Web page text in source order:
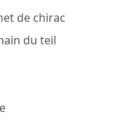
de chirac
du teil